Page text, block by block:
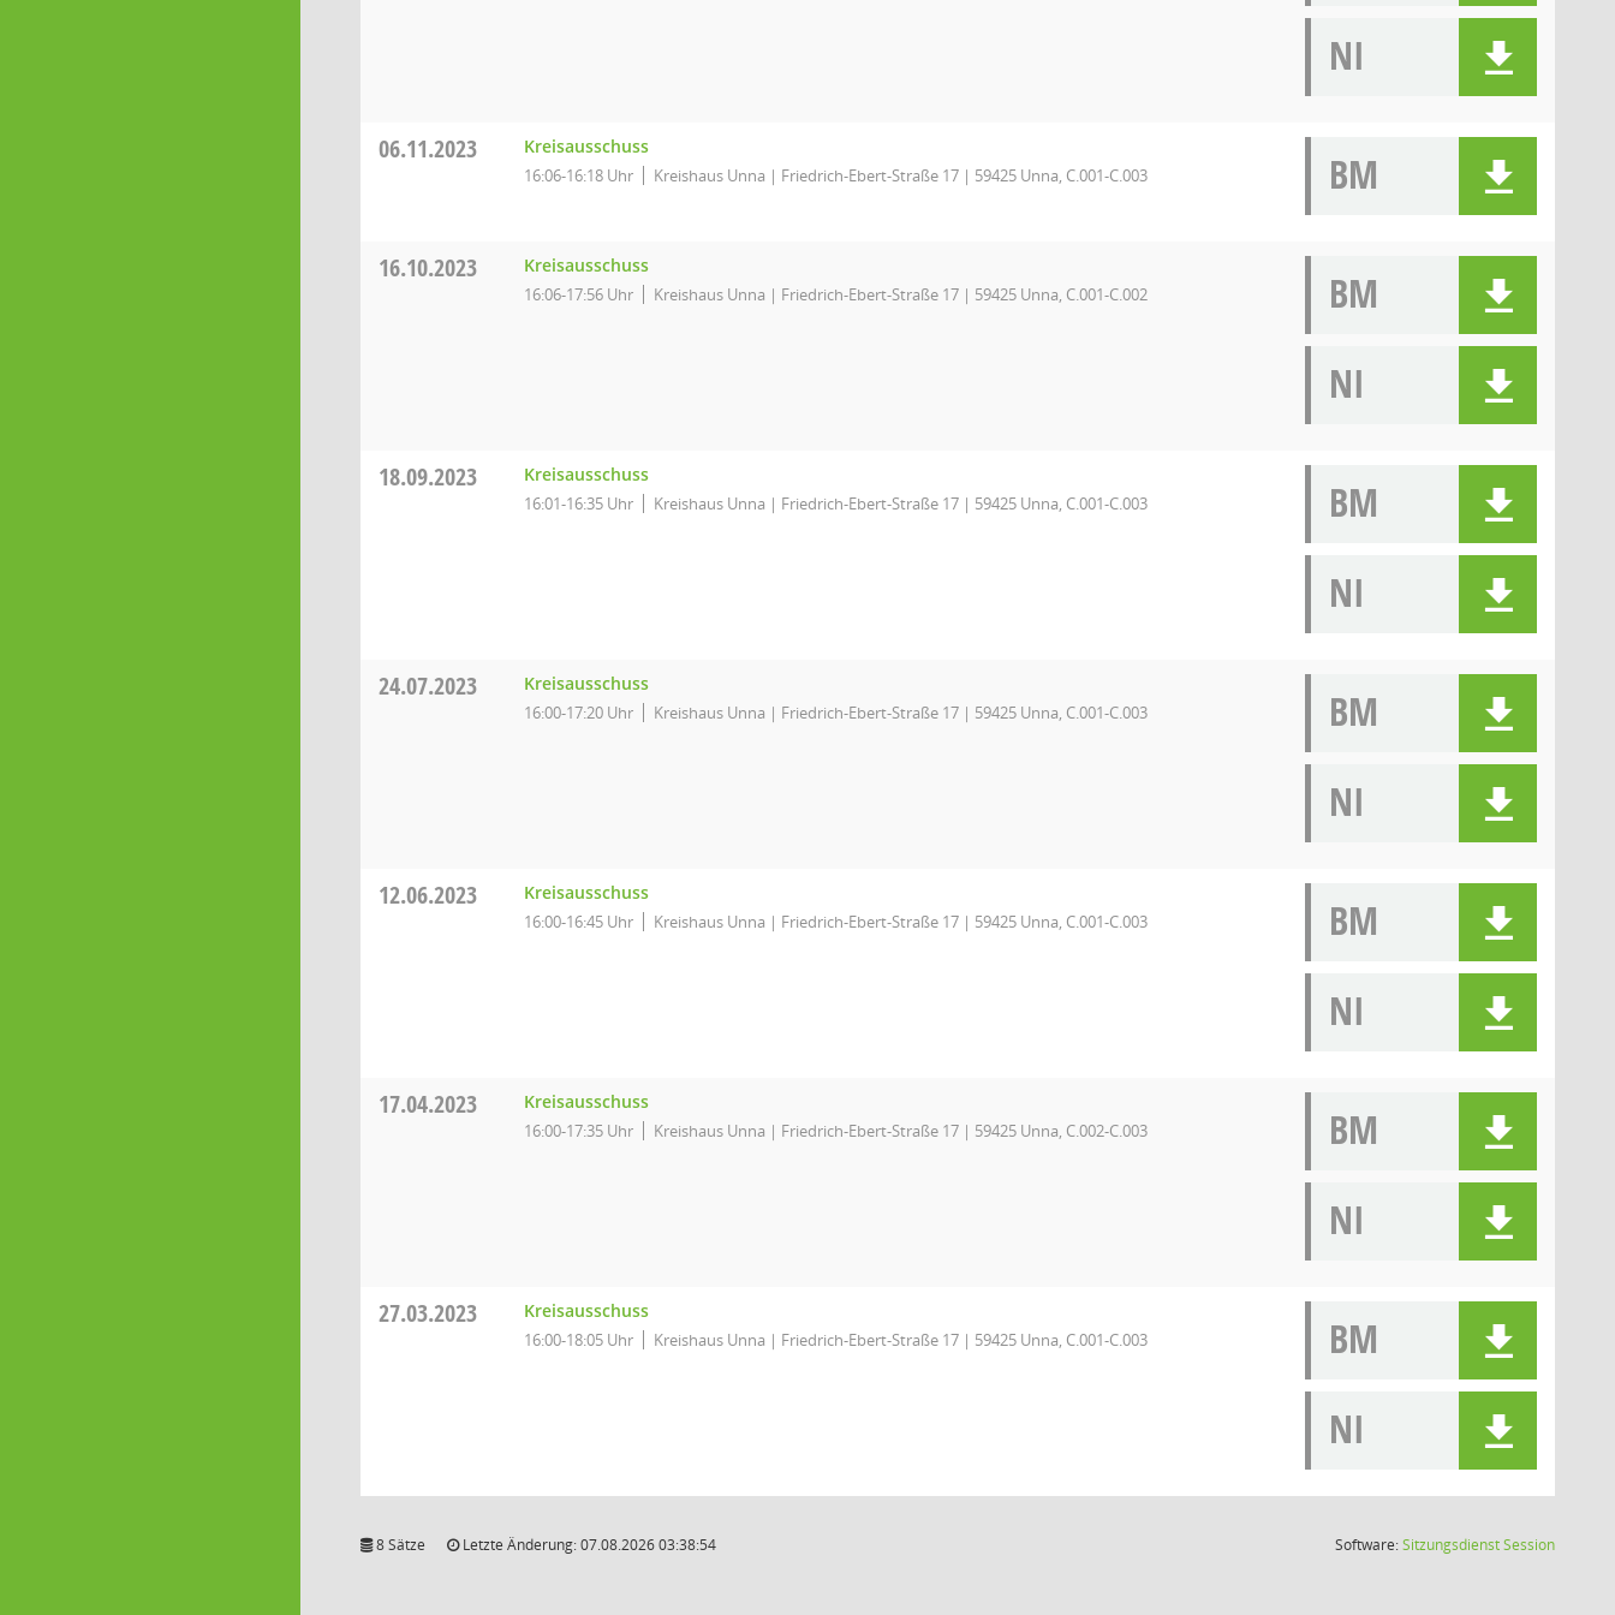
NI
06.11.2023 Kreisausschuss
16:06-16:18 Uhr Kreishaus Unna | Friedrich-Ebert-Straße 17 | 59425 Unna, C.001-C.003 BM
16.10.2023 Kreisausschuss
16:06-17:56 Uhr Kreishaus Unna | Friedrich-Ebert-Straße 17 | 59425 Unna, C.001-C.002
BM
NI
18.09.2023 Kreisausschuss
16:01-16:35 Uhr Kreishaus Unna | Friedrich-Ebert-Straße 17 | 59425 Unna, C.001-C.003
BM
NI
24.07.2023 Kreisausschuss
16:00-17:20 Uhr Kreishaus Unna | Friedrich-Ebert-Straße 17 | 59425 Unna, C.001-C.003
BM
NI
12.06.2023 Kreisausschuss
16:00-16:45 Uhr Kreishaus Unna | Friedrich-Ebert-Straße 17 | 59425 Unna, C.001-C.003
BM
NI
17.04.2023 Kreisausschuss
16:00-17:35 Uhr Kreishaus Unna | Friedrich-Ebert-Straße 17 | 59425 Unna, C.002-C.003
BM
NI
27.03.2023 Kreisausschuss
16:00-18:05 Uhr Kreishaus Unna | Friedrich-Ebert-Straße 17 | 59425 Unna, C.001-C.003
BM
NI
8 Sätze Letzte Änderung: 07.08.2026 03:38:54 Software:SitzungsdienstSession(Wird in